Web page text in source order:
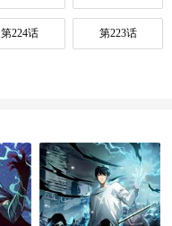
第224话 第223话